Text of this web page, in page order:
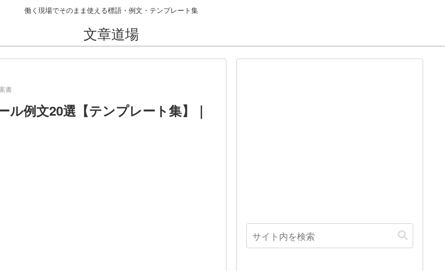
働く現場でそのまま使える標語・例文・テンプレート集
文章道場
書
例文20選【テンプレート集】｜